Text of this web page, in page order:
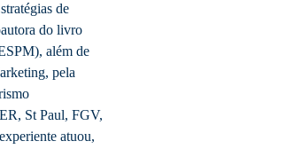
de
do livro
além de
pela
St Paul, FGV,
atuou,